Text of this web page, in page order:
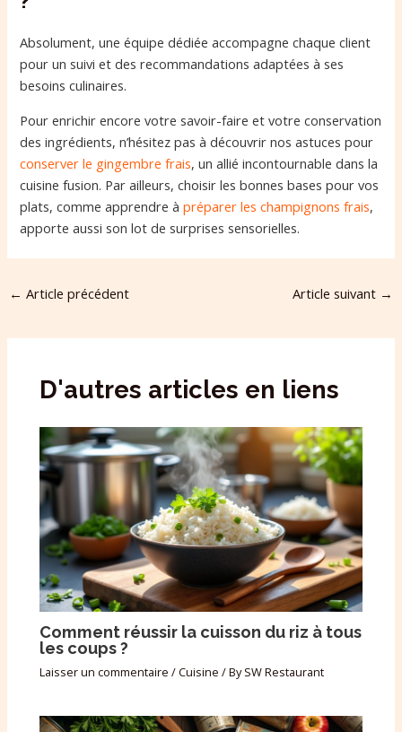
Absolument, une équipe dédiée accompagne chaque client
pour un suivi et des recommandations adaptées à ses
besoins culinaires.
Pour enrichir encore votre savoir-faire et votre conservation
des ingrédients, n’hésitez pas à découvrir nos astuces pour
conserver le gingembre frais, un allié incontournable dans la
cuisine fusion. Par ailleurs, choisir les bonnes bases pour vos
plats, comme apprendre àpréparer les champignons frais,
apporte aussi son lot de surprises sensorielles.
← Article précédent Article suivant →
D'autres articles en liens
Comment réussir la cuisson du riz à tous
les coups ?
Laisser un commentaire /Cuisine / BySW Restaurant